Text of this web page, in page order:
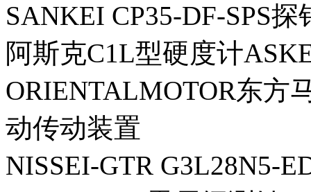
SANKEI CP35-DF-SPS探
阿斯克C1L型硬度计
ORIENTALMOTOR东方
动传动装置
NISSEI-GTR G3L28N5-